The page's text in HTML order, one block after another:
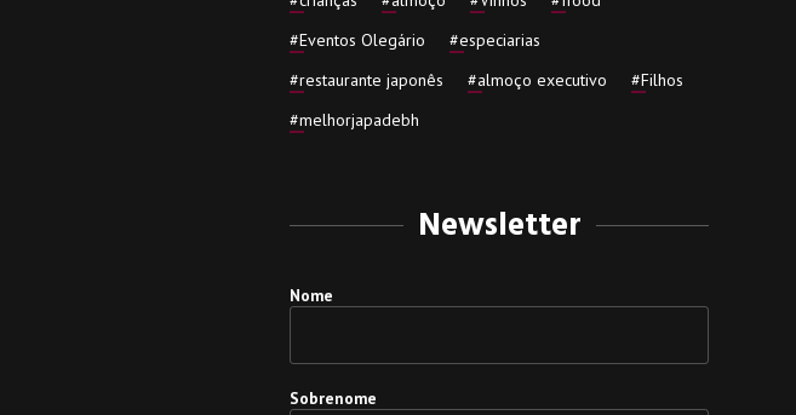
#Eventos Olegário #especiarias
#restaurante japonês #almoço executivo #Filhos
#melhorjapadebh
Newsletter
Nome
Sobrenome